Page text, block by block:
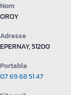
Nom
OROY
Adresse
EPERNAY, 51200
Portable
07 69 68 51 47